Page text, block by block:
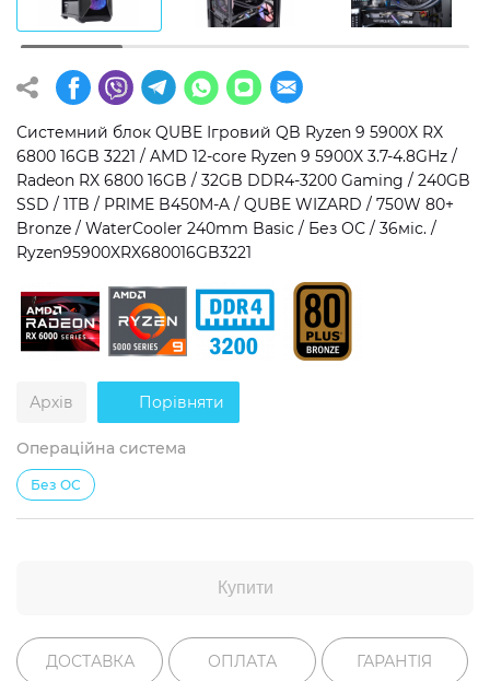
Операційна система
Windows 11 Home
Windows 11 Pro
Без ОС
Тип накопичувача
SSD
HDD
SSD + HDD
Додатково
RGB-підсвічування
Розблокований множник CPU
Надшвидкий M.2 SSD NVME
Системний блок QUBE Ігровий QB Ryzen 9 5900X RX
6800 16GB 3221 / AMD 12-core Ryzen 9 5900X 3.7-4.8GHz /
Radeon RX 6800 16GB / 32GB DDR4-3200 Gaming / 240GB
SSD / 1TB / PRIME B450M-A / QUBE WIZARD / 750W 80+
Bronze / WaterCooler 240mm Basic / Без ОС / 36міс. /
Ryzen95900XRX680016GB3221
Архів Порівняти
Операційна система
Без ОС
Купити
ДОСТАВКА ОПЛАТА ГАРАНТІЯ